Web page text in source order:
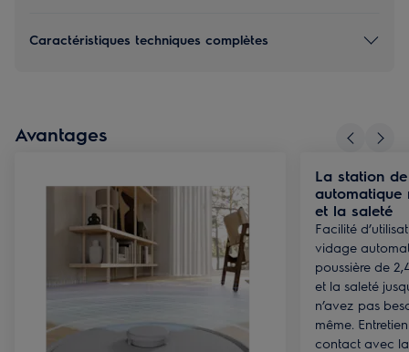
Caractéristiques techniques complètes
Avantages
La station
automatique
et la saleté
Facilité
vidage
poussière de
et la saleté
n’avez pas
même.
contact avec